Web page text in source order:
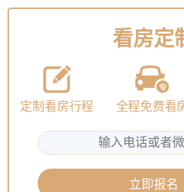
看房定
定制看房行程 全程免费看
立即报名